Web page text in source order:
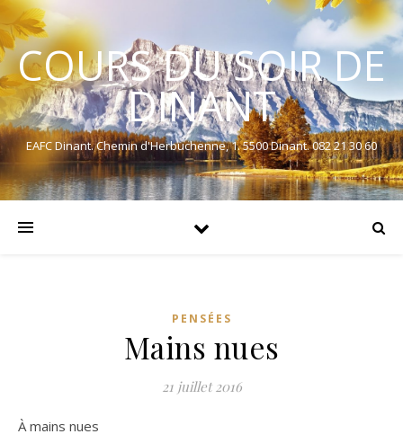
COURS DU SOIR DE
DINANT
EAFC Dinant. Chemin d'Herbuchenne, 1. 5500 Dinant. 082 21 30 60
PENSÉES
Mains nues
21 juillet 2016
À mains nues